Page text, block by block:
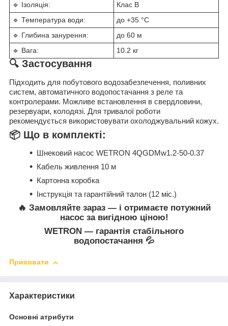
🔹 Ізоляція:
Клас B
🔹 Температура води:
до +35 °C
🔹 Глибина занурення:
до 60 м
🔹 Вага:
10.2 кг
🔍 Застосування
Підходить для побутового водозабезпечення, поливних
систем, автоматичного водопостачання з реле та
контролерами. Можливе встановлення в свердловини,
резервуари, колодязі. Для тривалої роботи
рекомендується використовувати охолоджувальний кожух.
📦 Що в комплекті:
Шнековий насос WETRON 4QGDMw1.2-50-0.37
Кабель живлення 10 м
Картонна коробка
Інструкція та гарантійний талон (12 міс.)
🔥 Замовляйте зараз — і отримаєте потужний
насос за вигідною ціною!
WETRON — гарантія стабільного
водопостачання 💦
Приховати
Характеристики
Основні атрибути